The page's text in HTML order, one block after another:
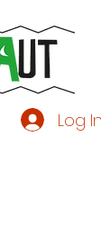
Log In